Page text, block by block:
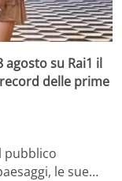
su Rai1 il
delle prime
pubblico
le sue…